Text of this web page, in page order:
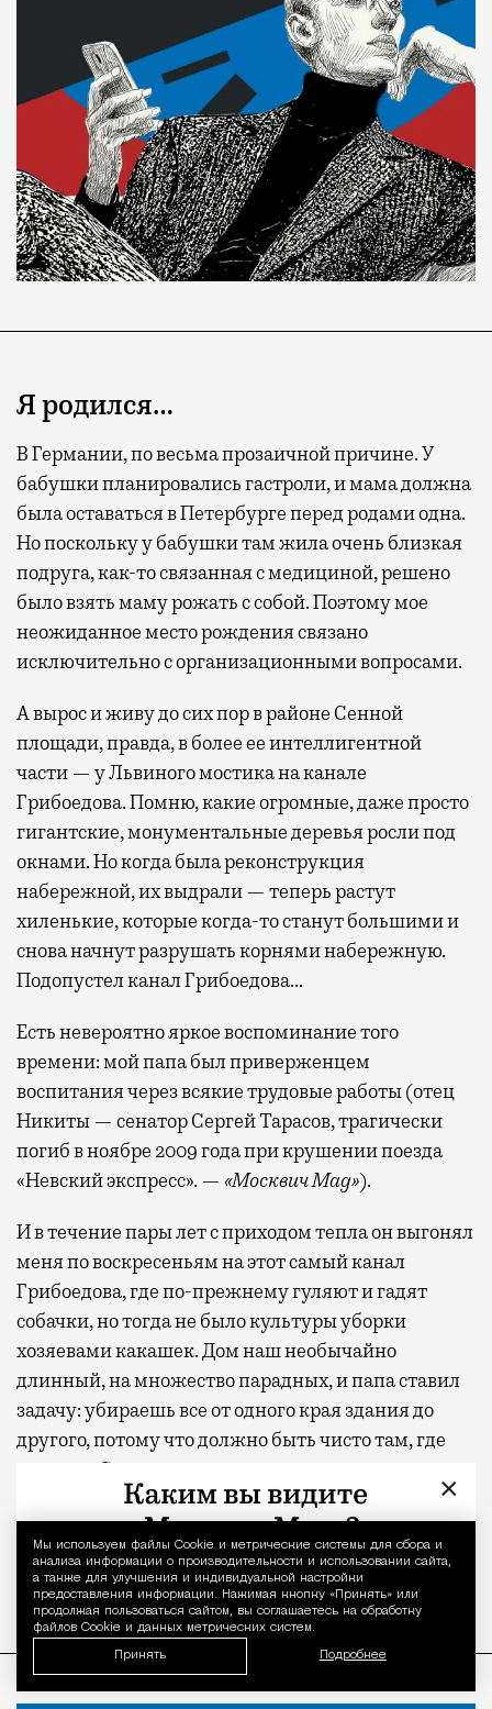
Уведомление
Мы используем файлы Сookie и метрические системы для сбора и
анализа информации о производительности и использовании сайта,
а также для улучшения и индивидуальной настройки
предоставления информации. Нажимая кнопку «Принять» или
продолжая пользоваться сайтом, вы соглашаетесь на обработку
файлов Cookie и данных метрических систем.
Принять Подробнее
Я родился…
В Германии, по весьма прозаичной причине. У
бабушки планировались гастроли, и мама должна
была оставаться в Петербурге перед родами одна.
Но поскольку у бабушки там жила очень близкая
подруга, как-то связанная с медициной, решено
было взять маму рожать с собой. Поэтому мое
неожиданное место рождения связано
исключительно с организационными вопросами.
А вырос и живу до сих пор в районе Сенной
площади, правда, в более ее интеллигентной
части — у Львиного мостика на канале
Грибоедова. Помню, какие огромные, даже просто
гигантские, монументальные деревья росли под
окнами. Но когда была реконструкция
набережной, их выдрали — теперь растут
хиленькие, которые когда-то станут большими и
снова начнут разрушать корнями набережную.
Подопустел канал Грибоедова…
Есть невероятно яркое воспоминание того
времени: мой папа был приверженцем
воспитания через всякие трудовые работы (отец
Никиты — сенатор Сергей Тарасов, трагически
погиб в ноябре 2009 года при крушении поезда
«Невский экспресс». — «Москвич Mag»).
И в течение пары лет с приходом тепла он выгонял
меня по воскресеньям на этот самый канал
Грибоедова, где по-прежнему гуляют и гадят
собачки, но тогда не было культуры уборки
хозяевами какашек. Дом наш необычайно
длинный, на множество парадных, и папа ставил
задачу: убираешь все от одного края здания до
другого, потому что должно быть чисто там, где
живешь. Сам он при этом, как говорил, руководил
моей работой, то есть лежал на диване, смотрел
футбол и читал газеты, периодически
высовываясь из окна, чтобы контролировать ход
работ.
ПРОДОЛЖЕНИЕ НИЖЕ
×